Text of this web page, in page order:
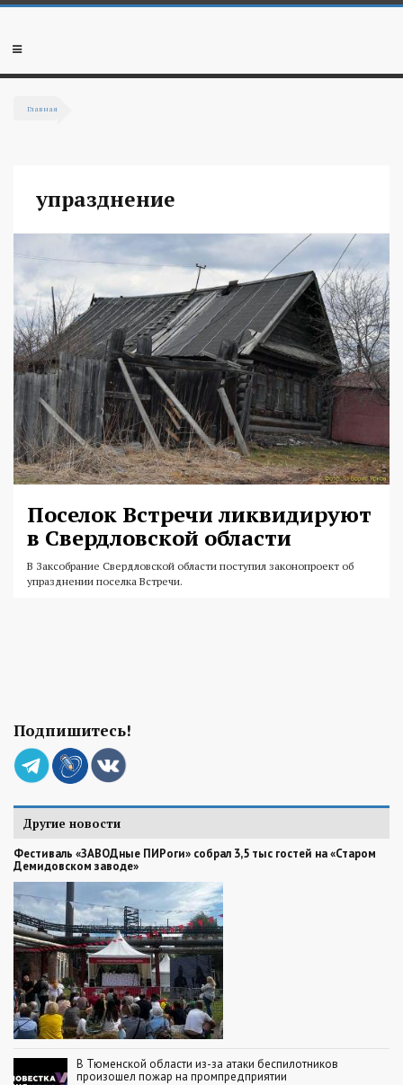
Перейти к основному содержанию
Мобильное
Главная
упразднение
Поселок Встречи ликвидируют
в Свердловской области
В Заксобрание Свердловской области поступил законопроект об
упразднении поселка Встречи.
Подпишитесь!
Другие новости
Фестиваль «ЗАВОДные ПИРоги» собрал 3,5 тыс гостей на «Старом
Демидовском заводе»
В Тюменской области из-за атаки беспилотников
произошел пожар на промпредприятии